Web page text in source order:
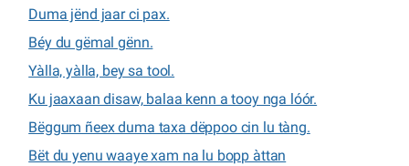
Duma jënd jaar ci pax.
Béy du gëmal gënn.
Yàlla, yàlla, bey sa tool.
Ku jaaxaan disaw, balaa kenn a tooy nga lóór.
Bëggum ñeex duma taxa dëppoo cin lu tàng.
Bët du yenu waaye xam na lu bopp àttan